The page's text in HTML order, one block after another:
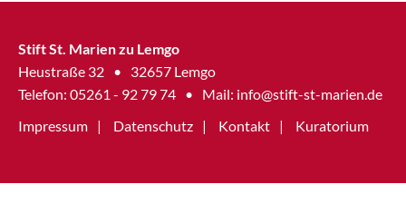
Stift St. Marien zu Lemgo
Heustraße 32
•
32657 Lemgo
Telefon: 05261 - 92 79 74
• Mail: info@stift-st-marien.de
Impressum
Datenschutz Kontakt Kuratorium